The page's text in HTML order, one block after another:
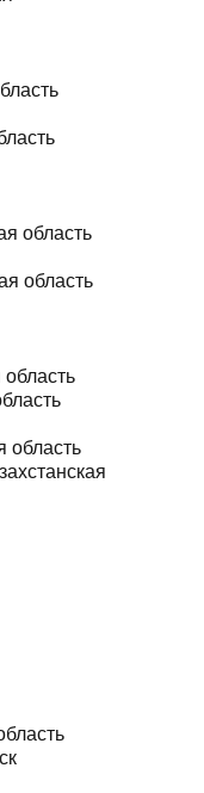
область
область
область